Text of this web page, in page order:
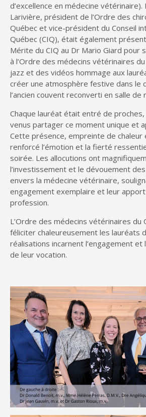
d’excellence en médecine vétérinaire).
Larivière, président de l’Ordre des
Québec et vice-président du Conseil
Québec (CIQ), était également
Mérite du CIQ au Dr Mario Giard pour
à l’Ordre des médecins vétérinaires
jazz et des vidéos hommage aux
créer une atmosphère festive dans le
l’ancien couvent reconverti en salle de
Chaque lauréat était entré de
venus partager ce moment unique et
Cette présence, empreinte de chaleur
renforcé l’émotion et la fierté
soirée. Les allocutions ont
l’investissement et le dévouement
envers la médecine vétérinaire,
engagement exemplaire et leur
profession.
L’Ordre des médecins vétérinaires du
féliciter chaleureusement les lauréats
réalisations incarnent l’engagement et
de leur vocation.